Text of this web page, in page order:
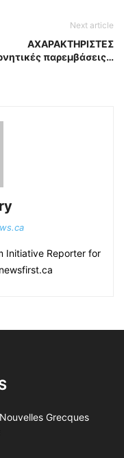
Next article
ΑΧΑΡΑΚΤΗΡΙΣΤΕΣ
παρεμβάσεις…
Initiative Reporter for
Grecques